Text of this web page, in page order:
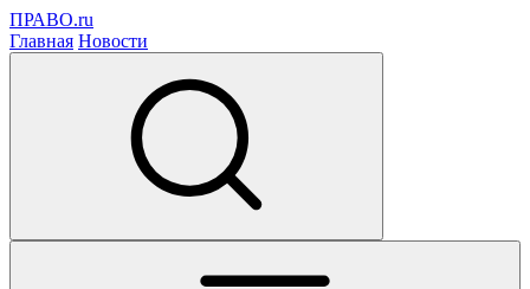
ПРАВО.ru
Главная Новости